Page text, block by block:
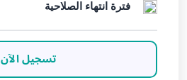
فترة انتهاء الصلاحية
تسجيل الآن